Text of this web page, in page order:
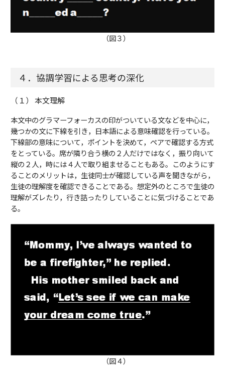
（図３）
４．協調学習による思考の深化
（１） 本文理解
本文中のグラマーフォーカスの印がついている文などを中心に，
幾つかの文に下線を引き，日本語による意味確認を行っている。
下線部の意味について，ポイントを決めて，ペアで確認する方式
をとっている。席が隣り合う横の２人だけではなく，振り向いて
縦の２人，時には４人で取り組ませることもある。このようにす
ることのメリットは，生徒同士が確認している声を聞きながら，
生徒の理解度を確認できることである。想定外のところで生徒の
理解がズレたり，行き詰ったりしていることに気づけることであ
る。
（図４）